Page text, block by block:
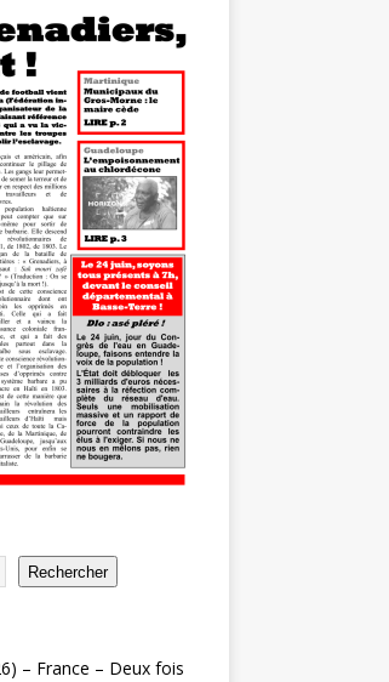
Rechercher
– France – Deux fois